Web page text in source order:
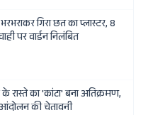
गिरा छत का प्लास्टर, 8
पर वार्डन निलंबित
रास्ते का 'कांटा' बना अतिक्रमण,
आंदोलन की चेतावनी